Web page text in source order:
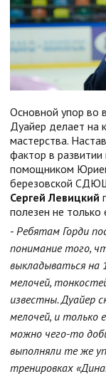
Основной упор во
Дуайер делает на
мастерства.
фактор в
помощником
березовской
Сергей Левицкий
полезен не
- Ребятам Горди
понимание того,
выкладываться на
мелочей,
известны. Дуайер
мелочей, и только
можно чего-то
выполняли те же
тренировках